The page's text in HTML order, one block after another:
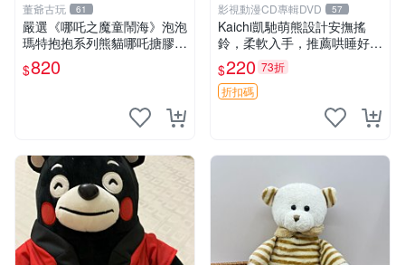
董爺古玩 61
嚴選《哪吒之魔童鬧海》泡泡
瑪特抱抱系列熊貓哪吒搪膠臉
毛絨， STATE：如圖顯示 哪
吒 毛絨公仔 泡泡瑪特
$820
影視動漫CD專輯DVD 57
Kaichi凱馳萌熊設計安撫搖
鈴，柔軟入手，推薦哄睡好選
擇 熊公仔 安撫玩具 喂食環
$220 73折
折扣碼